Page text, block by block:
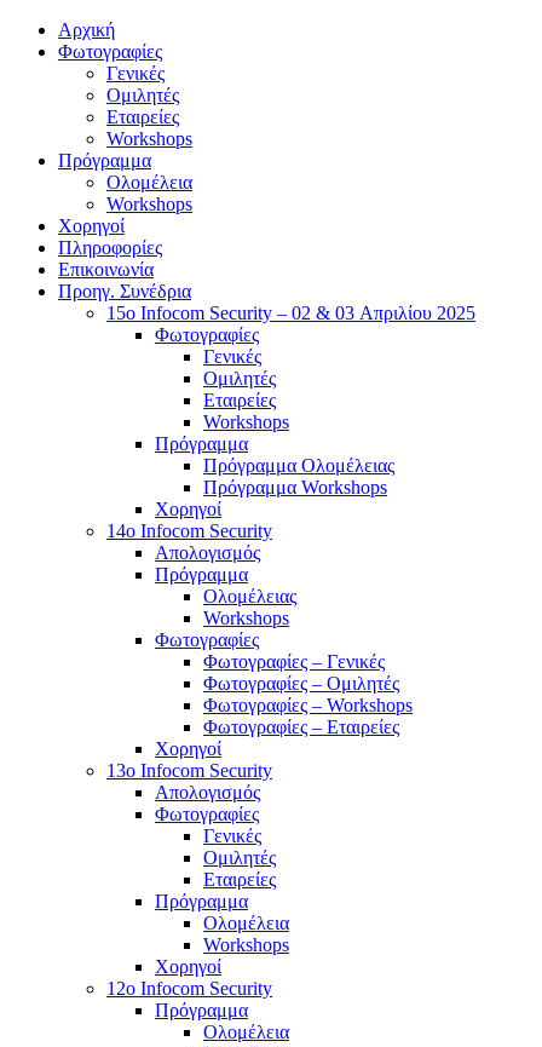
Αρχική
Φωτογραφίες
Γενικές
Ομιλητές
Εταιρείες
Workshops
Πρόγραμμα
Ολομέλεια
Workshops
Χορηγοί
Πληροφορίες
Επικοινωνία
Προηγ. Συνέδρια
15o Infocom Security – 02 & 03 Απριλίου 2025
Φωτογραφίες
Γενικές
Ομιλητές
Εταιρείες
Workshops
Πρόγραμμα
Πρόγραμμα Ολομέλειας
Πρόγραμμα Workshops
Χορηγοί
14o Infocom Security
Απολογισμός
Πρόγραμμα
Ολομέλειας
Workshops
Φωτογραφίες
Φωτογραφίες – Γενικές
Φωτογραφίες – Ομιλητές
Φωτογραφίες – Workshops
Φωτογραφίες – Εταιρείες
Χορηγοί
13o Infocom Security
Απολογισμός
Φωτογραφίες
Γενικές
Ομιλητές
Εταιρείες
Πρόγραμμα
Ολομέλεια
Workshops
Χορηγοί
12o Infocom Security
Πρόγραμμα
Ολομέλεια